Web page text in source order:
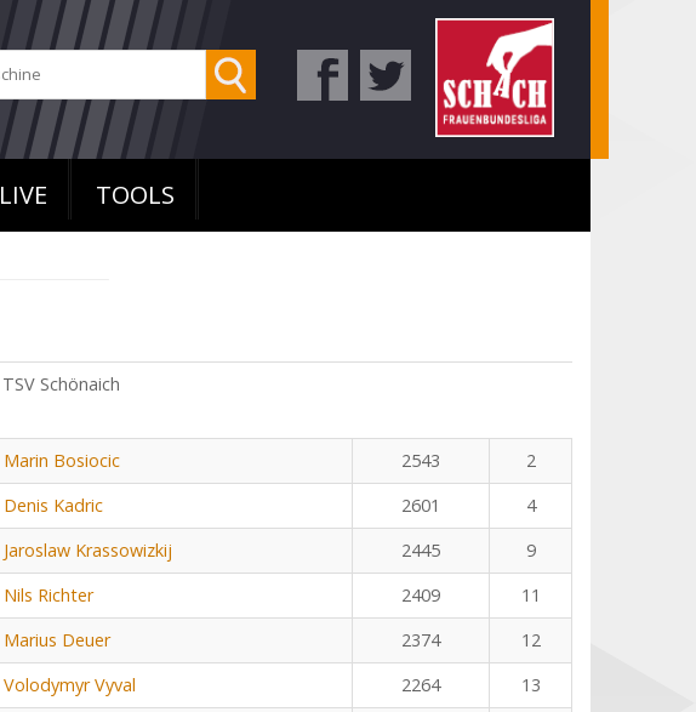
LIVE TOOLS
TSV Schönaich
Marin Bosiocic 2543
2
Denis Kadric 2601
4
Jaroslaw Krassowizkij 2445
9
Nils Richter 2409
11
Marius Deuer 2374
12
Volodymyr Vyval 2264
13